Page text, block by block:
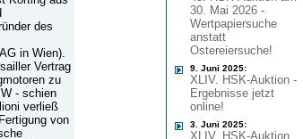
des
in Wien).
Vertrag
zu
- schien
verließ
von
30. Mai 2026 -
Wertpapiersuche
anstatt
Ostereiersuche!
9. Juni 2025:
XLIV. HSK-Auktion -
Ergebnisse jetzt
online!
3. Juni 2025:
XLIV. HSK-Auktion